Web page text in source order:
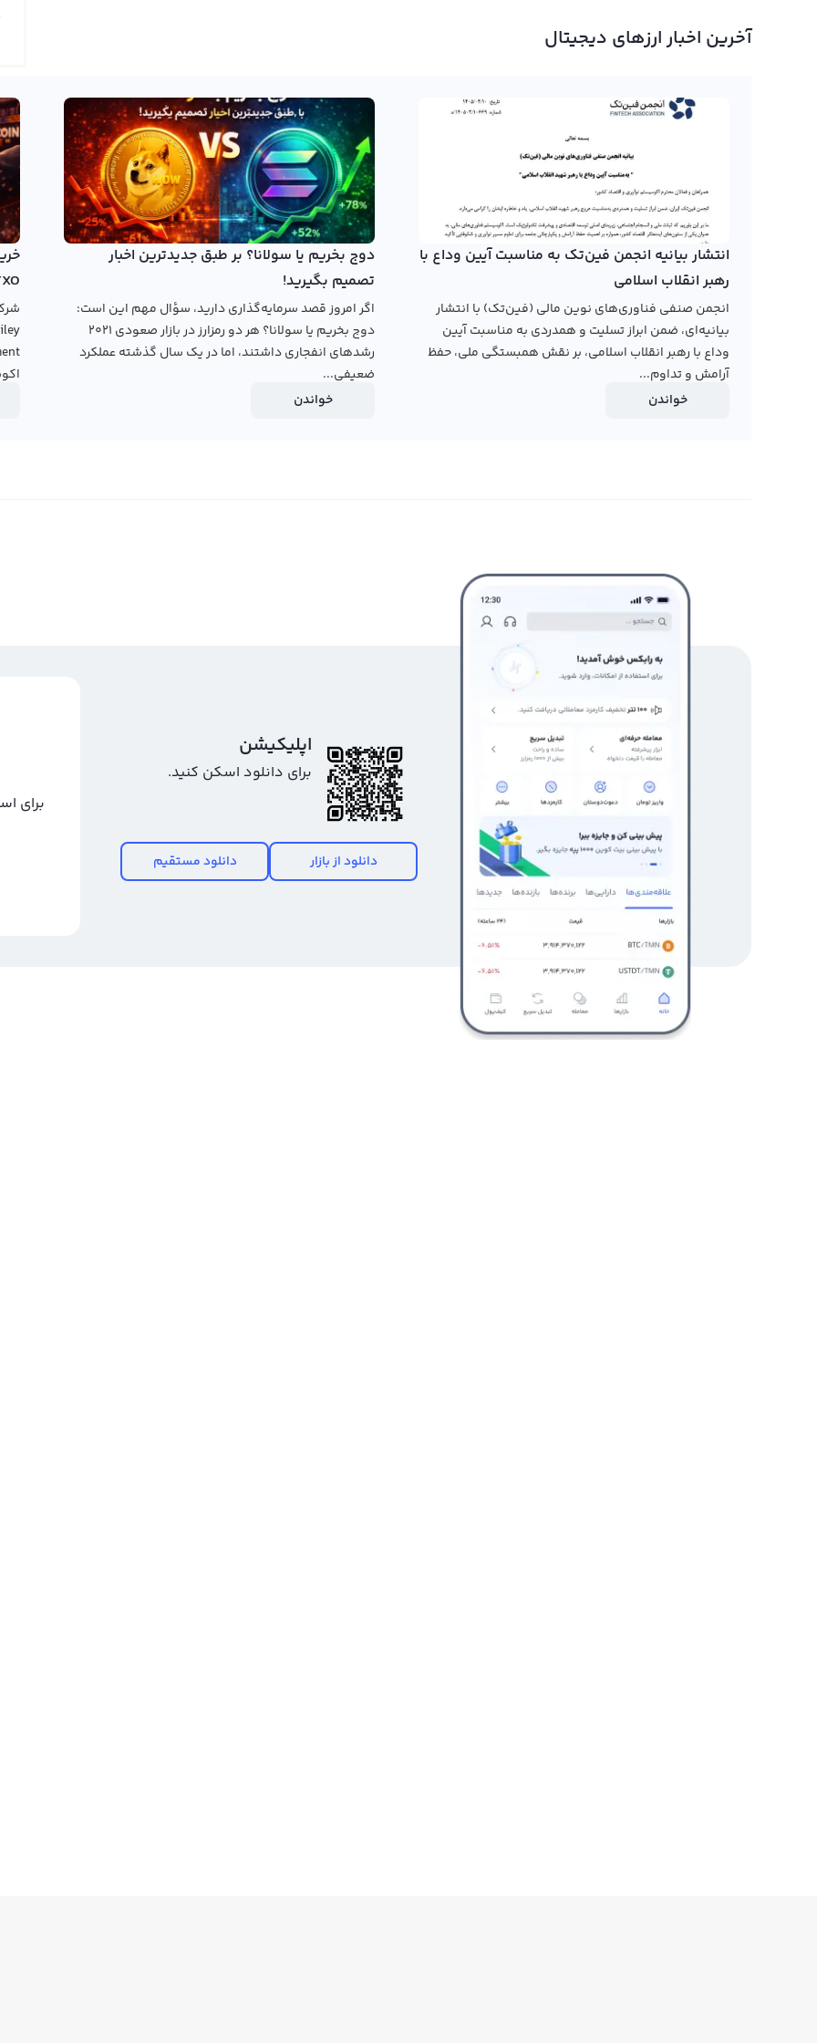
صورت مشابهی بیت کوین در روش‌های مختلف نمایشی مثل کندل و نمودار خطی ارائه می‌دهد و امکان تحلیل با تایم‌فریم‌های
در حال حاضر هیچ یک از صرافی‌های ارز دیجیتال ایرانی نمودار اسپنج باب را از ابتدای فعالیت خود به کاربران ارائه نمی‌کنند. اکثر
صرافی‌های ایرانی، فعالیت خود را از سال ۹۵ آغاز کرده‌اند و اکثر آن‌ها نیز به شکل معاملات سریع عمل کرده‌اند. برای مشاهده
نمودار قیمت اسپنج باب به تومان، می‌توانید به وبسایت صرافی مورد نظر خود مراجعه کنید. رابکس نیز در این صفحه، نمودار
قیمت اسپنج باب به تومان و دلار را به کاربران خود ارائه می‌دهد.
رابکس از خرید و فروش بیش از ۱۰۰۰ ارز دیجیتال پشتیبانی می‌کند. برای معامله رمز اسپنج باب، به صفحه
خرید اسپنج باببروید.
آخرین اخبار ارزهای دیجیتال
انتشار بیانیه انجمن فین‌تک به مناسبت آیین وداع با
رهبر انقلاب اسلامی
انجمن صنفی فناوری‌های نوین مالی (فین‌تک) با انتشار
بیانیه‌ای، ضمن ابراز تسلیت و همدردی به مناسبت آیین
وداع با رهبر انقلاب اسلامی، بر نقش همبستگی ملی، حفظ
آرامش و تداوم...
خواندن
دوج بخریم یا سولانا؟ بر طبق جدیدترین اخبار
تصمیم بگیرید!
اگر امروز قصد سرمایه‌گذاری دارید، سؤال مهم این است:
دوج بخریم یا سولانا؟ هر دو رمزارز در بازار صعودی ۲۰۲۱
رشدهای انفجاری داشتند، اما در یک سال گذشته عملکرد
ضعیفی...
خواندن
اپلیکیشن
برای دانلود اسکن کنید.
دانلود از بازار دانلود مستقیم
برای